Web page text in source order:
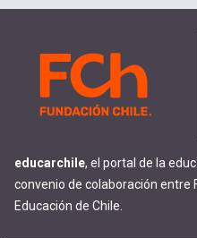
educarchile, el portal de la
convenio de colaboración entre
Educación de Chile.